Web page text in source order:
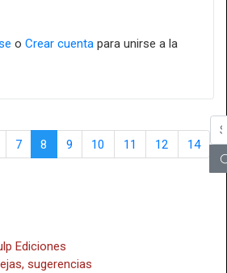
o Crear cuenta para unirse a la
7 8 9 10 11 12 14
Ediciones
sugerencias